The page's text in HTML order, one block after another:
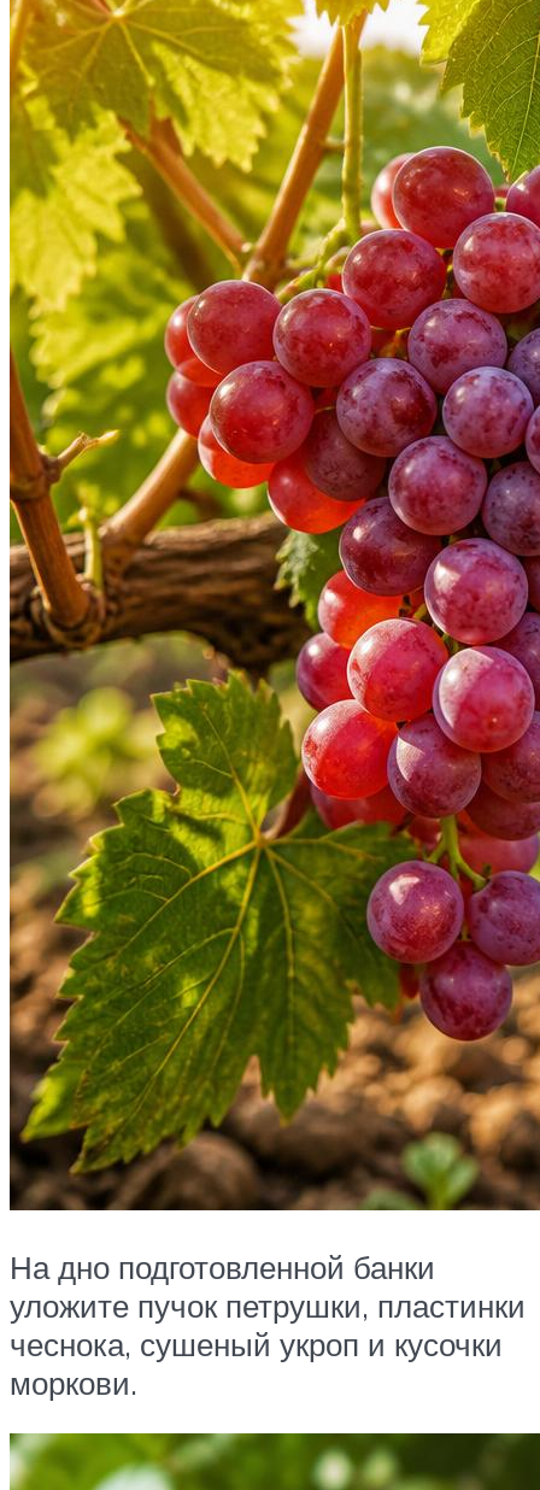
На дно подготовленной банки
уложите пучок петрушки, пластинки
чеснока, сушеный укроп и кусочки
моркови.